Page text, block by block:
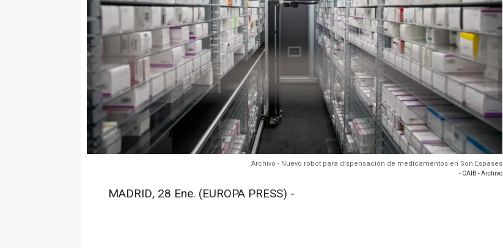
Archivo - Nuevo robot para dispensación de medicamentos en Son Espases
- CAIB - Archivo
MADRID, 28 Ene. (EUROPA PRESS) -